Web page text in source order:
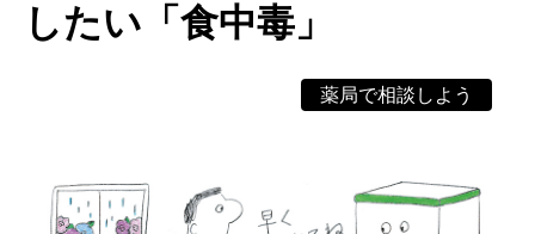
したい「食中毒」
薬局で相談しよう